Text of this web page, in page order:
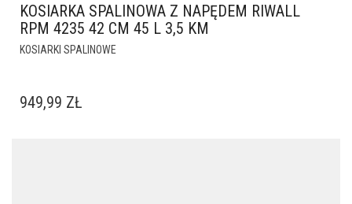
KOSIARKA SPALINOWA Z NAPĘDEM RIWALL
RPM 4235 42 CM 45 L 3,5 KM
KOSIARKI SPALINOWE
949,99 ZŁ